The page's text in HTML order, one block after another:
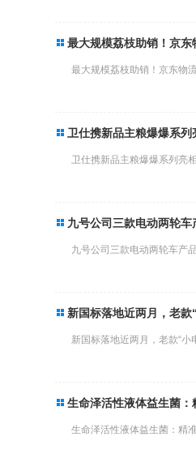
最大规模荔枝助销！京
最大规模荔枝助销！京东物
卫仕携新品主粮爆爆系
卫仕携新品主粮爆爆系列亮
九号公司三款电动两轮
九号公司三款电动两轮车产
新国标落地近两月，老款
新国标落地近两月，老款“小
生命泽活性液体益生菌
生命泽活性液体益生菌：精